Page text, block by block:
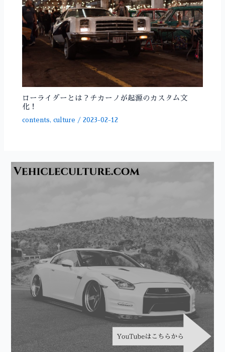
ローライダーとは？チカーノが起源のカスタム文
化！
contents ,culture / 2023-02-12